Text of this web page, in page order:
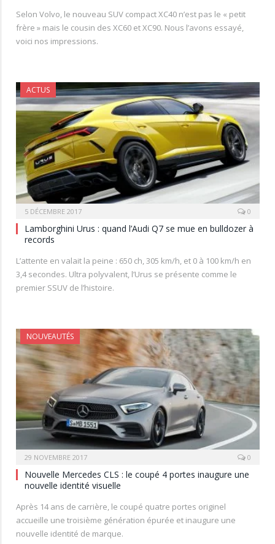
Selon Volvo, le nouveau SUV compact XC40 n’est pas le « petit
frère » mais le cousin des XC60 et XC90. Nous l’avons essayé,
voici nos impressions.
ACTUS
5 DÉCEMBRE 2017 0
Lamborghini Urus : quand l’Audi Q7 se mue en bulldozer à
records
L’attente en valait la peine : 650 ch, 305 km/h, et 0 à 100 km/h en
3,4 secondes. Ultra polyvalent, l’Urus se présente comme le
premier SSUV de l’histoire.
NOUVEAUTÉS
29 NOVEMBRE 2017 0
Nouvelle Mercedes CLS : le coupé 4 portes inaugure une
nouvelle identité visuelle
Après 14 ans de carrière, le coupé quatre portes originel
accueille une troisième génération épurée et inaugure une
nouvelle identité de marque.